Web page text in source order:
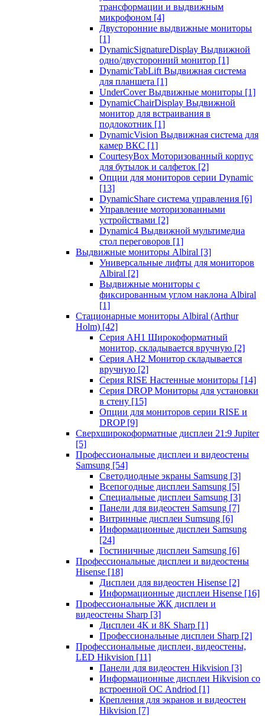
трансформации и выдвижным
микрофоном [4]
Двусторонние выдвижные мониторы
[1]
DynamicSignatureDisplay Выдвижной
одно/двусторонний монитор [1]
DynamicTabLift Выдвижная система
для планшета [1]
UnderCover Выдвижные мониторы [1]
DynamicChairDisplay Выдвижной
монитор для встраивания в
подлокотник [1]
DynamicVision Выдвижная система для
камер ВКС [1]
CourtesyBox Моторизованный корпус
для бутылок и салфеток [2]
Опции для мониторов серии Dynamic
[13]
DynamicShare система управления [6]
Управление моторизованными
устройствами [2]
Dynamic4 Выдвижной мультимедиа
стол переговоров [1]
Выдвижные мониторы Albiral [3]
Универсальные лифты для мониторов
Albiral [2]
Выдвижные мониторы с
фиксированным углом наклона Albiral
[1]
Стационарные мониторы Albiral (Arthur
Holm) [42]
Серия AH1 Широкоформатный
монитор, складывается вручную [2]
Серия AH2 Монитор складывается
вручную [2]
Серия RISE Настенные мониторы [14]
Серия DROP Мониторы для установки
в стену [15]
Опции для мониторов серии RISE и
DROP [9]
Сверхширокоформатные дисплеи 21:9 Jupiter
[5]
Профессиональные дисплеи и видеостены
Samsung [54]
Светодиодные экраны Samsung [3]
Всепогодные дисплеи Samsung [5]
Специальные дисплеи Samsung [3]
Панели для видеостен Samsung [7]
Витринные дисплеи Sumsung [6]
Информационные дисплеи Samsung
[24]
Гостиничные дисплеи Samsung [6]
Профессиональные дисплеи и видеостены
Hisense [18]
Дисплеи для видеостен Hisense [2]
Информационные дисплеи Hisense [16]
Профессиональные ЖК дисплеи и
видеостены Sharp [3]
Дисплеи 4K и 8K Sharp [1]
Профессиональные дисплеи Sharp [2]
Профессиональные дисплеи, видеостены,
LED Hikvision [11]
Панели для видеостен Hikvision [3]
Информационные дисплеи Hikvision со
встроенной ОС Andriod [1]
Крепления для экранов и видеостен
Hikvision [7]